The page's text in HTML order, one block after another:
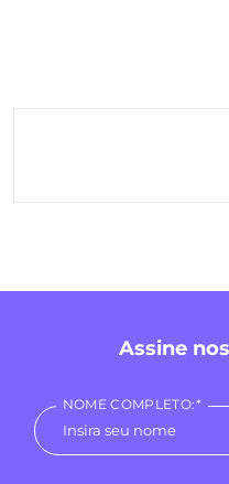
Assine
NOME COMPLETO:*